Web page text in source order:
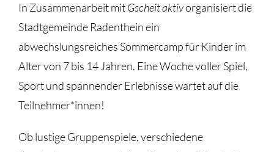
In Zusammenarbeit mitGscheit aktivorganisiert die
Stadtgemeinde Radenthein ein
abwechslungsreiches Sommercamp für Kinder im
Alter von 7 bis 14 Jahren. Eine Woche voller Spiel,
Sport und spannender Erlebnisse wartet auf die
Teilnehmer*innen!
Ob lustige Gruppenspiele, verschiedene